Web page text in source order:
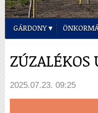
GÁRDONY
ZÚZALÉKOS
2025.07.23. 09:25